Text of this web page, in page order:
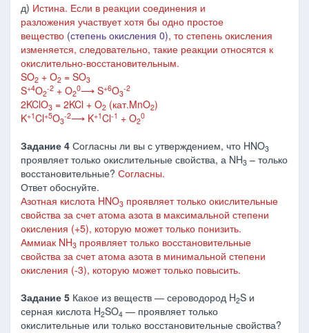
д) Истина. Если в реакции соединения и
разложения участвует хотя бы одно простое
вещество (степень окисления 0), то степень окисления
изменяется, следовательно, такие реакции относятся к
окислительно-восстановительным.
SO2 + O2 = SO3
S+4O2
-2 + O2
0⟶ S+6O3
-2
2KClO3 = 2KCl + O2 (кат.MnO2)
K+1Cl+5O3
-2⟶ K+1Cl-1 + O2
0
Задание 4 Согласны ли вы с утверждением, что HNO3
проявляет только окислительные свойства, а NH3 – только
восстановительные? Согласны.
Ответ обоснуйте.
Азотная кислота HNO3 проявляет только окислительные
свойства за счет атома азота в максимальной степени
окисления (+5), которую может только понизить.
Аммиак NH3 проявляет только восстановительные
свойства за счет атома азота в минимальной степени
окисления (-3), которую может только повысить.
Задание 5 Какое из веществ ― сероводород H2S и
серная кислота H2SO4 ― проявляет только
окислительные или только восстановительные свойства?